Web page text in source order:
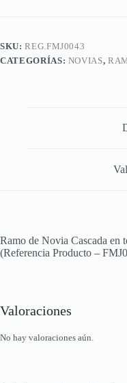
y
anaranjados.
SKU:REG.FMJ0043
CATEGORÍAS: NOVIAS,
Ramo de Novia Cascada en
(Referencia Producto –
Valoraciones
No hay valoraciones aún.